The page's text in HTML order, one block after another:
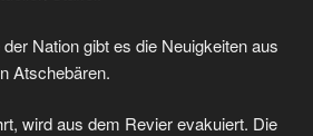
Nation gibt es die Neuigkeiten aus
Atschebären.
wird aus dem Revier evakuiert. Die